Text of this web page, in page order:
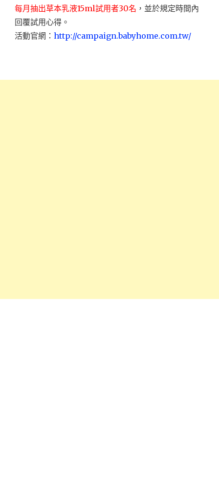
每月抽出草本乳液15ml試用者30名 ，並於規定時間內
回覆試用心得。
活動官網： http://campaign.babyhome.com.tw/